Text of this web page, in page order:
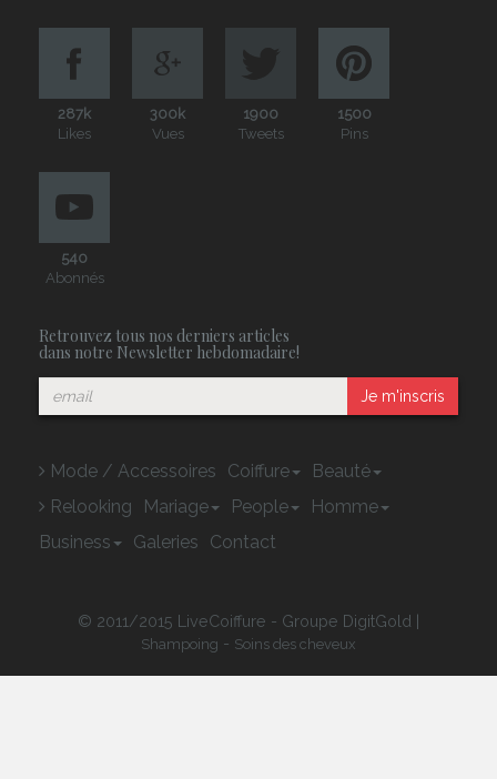
287k
Likes
300k
Vues
1900
Tweets
1500
Pins
540
Abonnés
Retrouvez tous nos derniers articles
dans notre Newsletter hebdomadaire!
Je m'inscris
Mode / Accessoires Coiffure
Beauté
Relooking
Mariage People
Homme
Business
Galeries Contact
© 2011/2015 LiveCoiffure - Groupe DigitGold |
Shampoing - Soins des cheveux